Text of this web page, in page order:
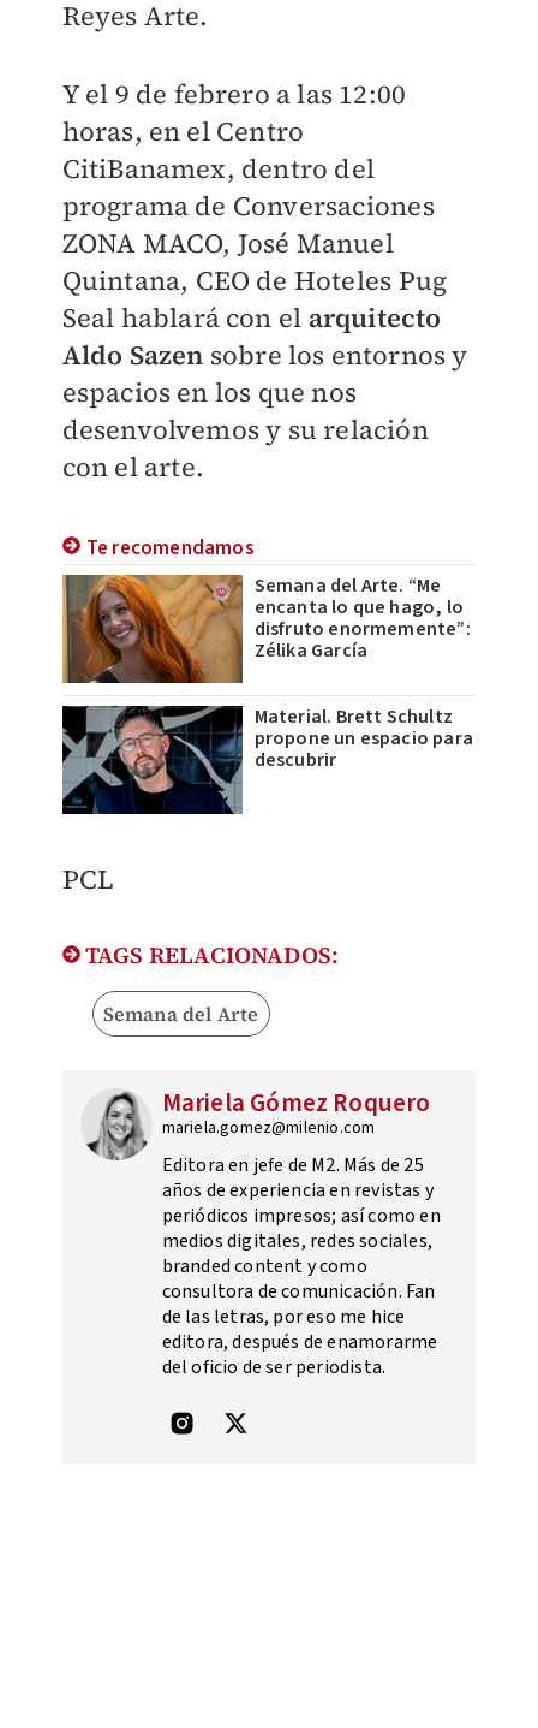
Reyes Arte.
Y el 9 de febrero a las 12:00
horas, en el Centro
CitiBanamex, dentro del
programa de Conversaciones
ZONA MACO, José Manuel
Quintana, CEO de Hoteles Pug
Seal hablará con el arquitecto
Aldo Sazen sobre los entornos y
espacios en los que nos
desenvolvemos y su relación
con el arte.
Te recomendamos
Semana del Arte. “Me
encanta lo que hago, lo
disfruto enormemente”:
Zélika García
Material. Brett Schultz
propone un espacio para
descubrir
PCL
TAGS RELACIONADOS:
Semana del Arte
Mariela Gómez Roquero
mariela.gomez@milenio.com
Editora en jefe de M2. Más de 25
años de experiencia en revistas y
periódicos impresos; así como en
medios digitales, redes sociales,
branded content y como
consultora de comunicación. Fan
de las letras, por eso me hice
editora, después de enamorarme
del oficio de ser periodista.